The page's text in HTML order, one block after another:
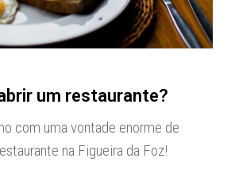
um restaurante?
com uma vontade enorme de
na Figueira da Foz!